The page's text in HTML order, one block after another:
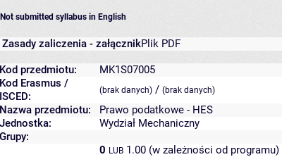
Not submitted syllabus in English
Zasady zaliczenia - załącznikPlik PDF
Kod przedmiotu:
MK1S07005
Kod Erasmus /
ISCED:
(brak danych) / (brak danych)
Nazwa przedmiotu:
Prawo podatkowe - HES
Jednostka:
Wydział Mechaniczny
Grupy:
0 LUB 1.00 (w zależności od programu)